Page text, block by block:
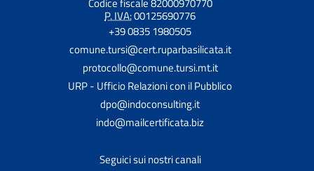
P. IVA:00125690776
+39 0835 1980505
comune.tursi@cert.ruparbasilicata.it
protocollo@comune.tursi.mt.it
URP - Ufficio Relazioni con il Pubblico
dpo@indoconsulting.it
indo@mailcertificata.biz
Seguici sui nostri canali